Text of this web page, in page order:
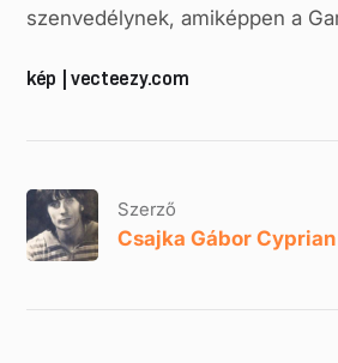
szenvedélynek, amiképpen a
kép | vecteezy.com
Szerző
Csajka Gábor Cyprian